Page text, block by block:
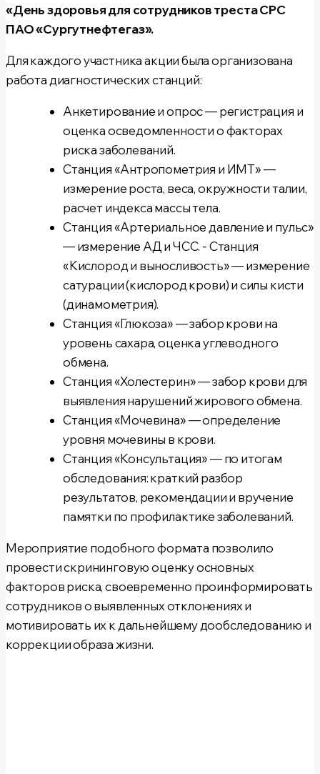
«День здоровья для сотрудников треста СРС
ПАО «Сургутнефтегаз».
Для каждого участника акции была организована
работа диагностических станций:
Анкетирование и опрос— регистрация и
оценка осведомленности о факторах
риска заболеваний.
Станция «Антропометрия и ИМТ»—
измерение роста, веса, окружности талии,
расчет индекса массы тела.
Станция «Артериальное давление и пульс»
— измерение АД и ЧСС. -Станция
«Кислород и выносливость»— измерение
сатурации (кислород крови) и силы кисти
(динамометрия).
Станция «Глюкоза»— забор крови на
уровень сахара, оценка углеводного
обмена.
Станция «Холестерин»— забор крови для
выявления нарушений жирового обмена.
Станция «Мочевина»— определение
уровня мочевины в крови.
Станция «Консультация»— по итогам
обследования: краткий разбор
результатов, рекомендации и вручение
памятки по профилактике заболеваний.
Мероприятие подобного формата позволило
провести скрининговую оценку основных
факторов риска, своевременно проинформировать
сотрудников о выявленных отклонениях и
мотивировать их к дальнейшему дообследованию и
коррекции образа жизни.